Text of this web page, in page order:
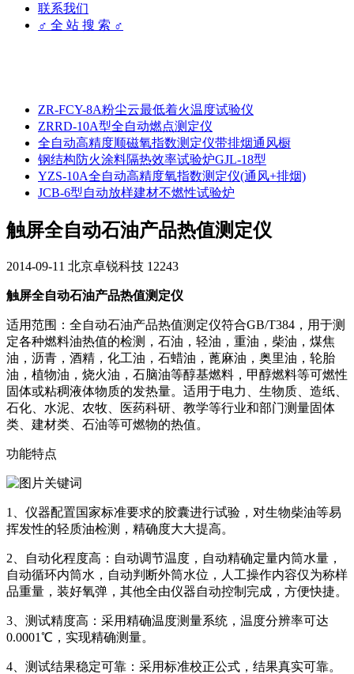
联系我们
♂ 全 站 搜 索 ♂
ZR-FCY-8A粉尘云最低着火温度试验仪
ZRRD-10A型全自动燃点测定仪
全自动高精度顺磁氧指数测定仪带排烟通风橱
钢结构防火涂料隔热效率试验炉GJL-18型
YZS-10A全自动高精度氧指数测定仪(通风+排烟)
JCB-6型自动放样建材不燃性试验炉
触屏全自动石油产品热值测定仪
2014-09-11 北京卓锐科技 12243
触屏全自动石油产品热值测定仪
适用范围：全自动石油产品热值测定仪符合GB/T384，用于测
定各种燃料油热值的检测，石油，轻油，重油，柴油，煤焦
油，沥青，酒精，化工油，石蜡油，蓖麻油，奥里油，轮胎
油，植物油，烧火油，石脑油等醇基燃料，甲醇燃料等可燃性
固体或粘稠液体物质的发热量。适用于电力、生物质、造纸、
石化、水泥、农牧、医药科研、教学等行业和部门测量固体
类、建材类、石油等可燃物的热值。
功能特点
1、仪器配置国家标准要求的胶囊进行试验，对生物柴油等易
挥发性的轻质油检测，精确度大大提高。
2、自动化程度高：自动调节温度，自动精确定量内筒水量，
自动循环内筒水，自动判断外筒水位，人工操作内容仅为称样
品重量，装好氧弹，其他全由仪器自动控制完成，方便快捷。
3、测试精度高：采用精确温度测量系统，温度分辨率可达
0.0001℃，实现精确测量。
4、测试结果稳定可靠：采用标准校正公式，结果真实可靠。